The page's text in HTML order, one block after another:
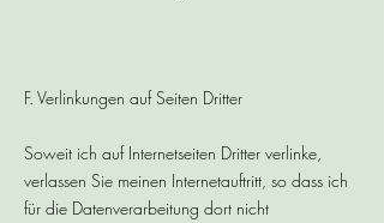
F. Verlinkungen auf Seiten Dritter
Soweit ich auf Internetseiten Dritter verlinke,
verlassen Sie meinen Internetauftritt, so dass ich
für die Datenverarbeitung dort nicht